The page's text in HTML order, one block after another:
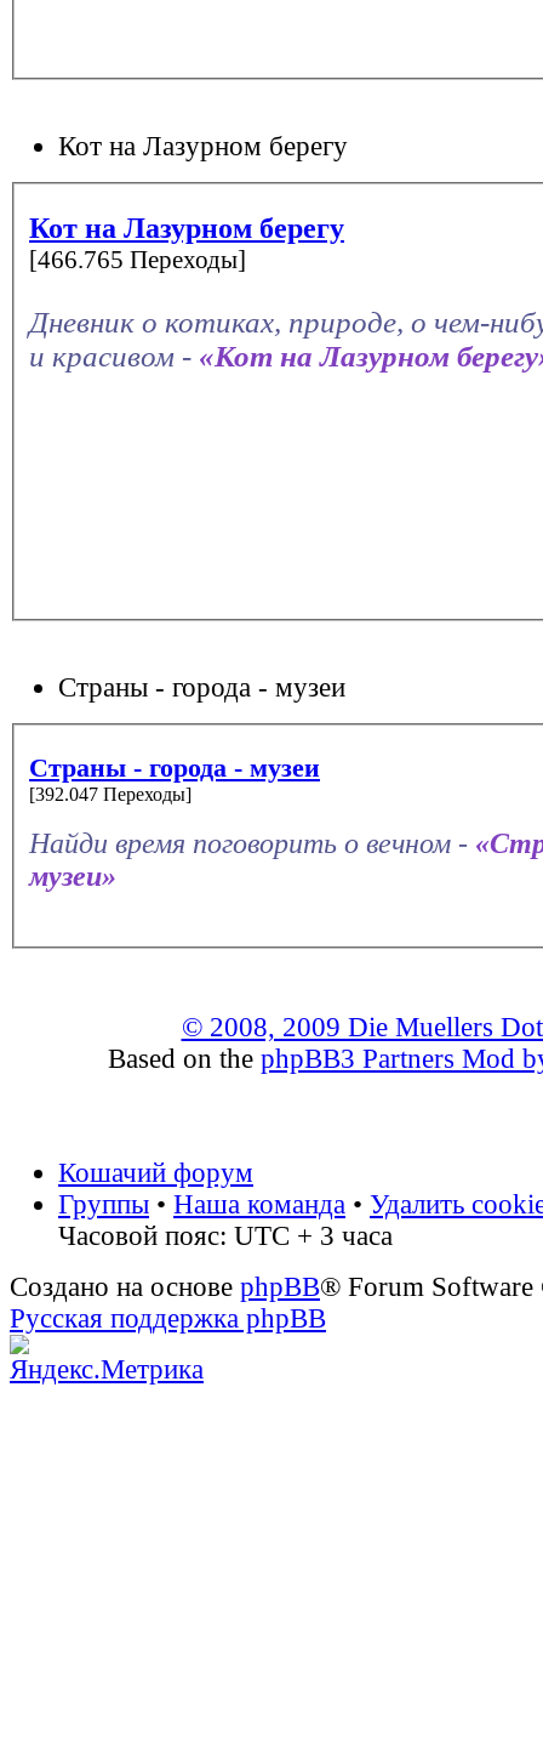
Кот на Лазурном берегу
Кот на Лазурном берегу
[466.765 Переходы]
Дневник о котиках, природе, о чем-
и красивом - «Кот на Лазурном
Страны - города - музеи
Страны - города - музеи
[392.047 Переходы]
Найди время поговорить о вечном -
музеи»
© 2008, 2009 Die Muellers
Based on the phpBB3 Partners Mod
Кошачий форум
Группы • Наша команда • Удалить
Часовой пояс: UTC + 3 часа
Создано на основе phpBB® Forum
Русская поддержка phpBB